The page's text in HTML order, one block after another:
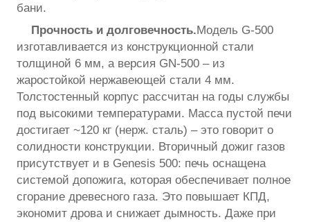
бани.
Прочность и долговечность.Модель G-500
изготавливается из конструкционной стали
толщиной 6 мм, а версия GN-500 – из
жаростойкой нержавеющей стали 4 мм.
Толстостенный корпус рассчитан на годы службы
под высокими температурами. Масса пустой печи
достигает ~120 кг (нерж. сталь) – это говорит о
солидности конструкции. Вторичный дожиг газов
присутствует и в Genesis 500: печь оснащена
системой допожига, которая обеспечивает полное
сгорание древесного газа. Это повышает КПД,
экономит дрова и снижает дымность. Даже при